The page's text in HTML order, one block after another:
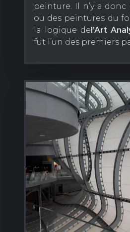
peinture. Il n’y a donc
ou des peintures du
la logique del’Art
fut l’un des premiers